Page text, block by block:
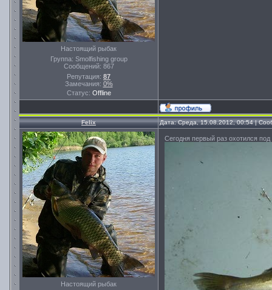
Настоящий рыбак
Группа: Smolfishing group
Сообщений: 867
Репутация: 87
Замечания: 0%
Статус: Offline
Felix Дата: Среда, 15.08.2012, 00:54 |
Настоящий рыбак
Сегодня первый раз охотился